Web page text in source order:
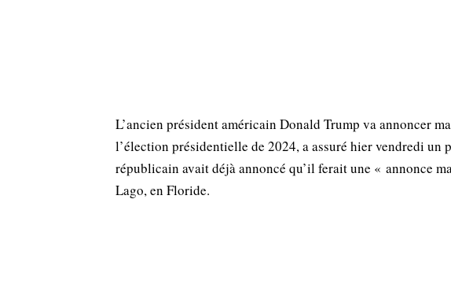
L’ancien président américain Donald Trump va annoncer
l’élection présidentielle de 2024, a assuré hier vendredi un
républicain avait déjà annoncé qu’il ferait une « annonce
Lago, en Floride.